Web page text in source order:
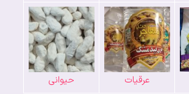
عرقیات حیوانی